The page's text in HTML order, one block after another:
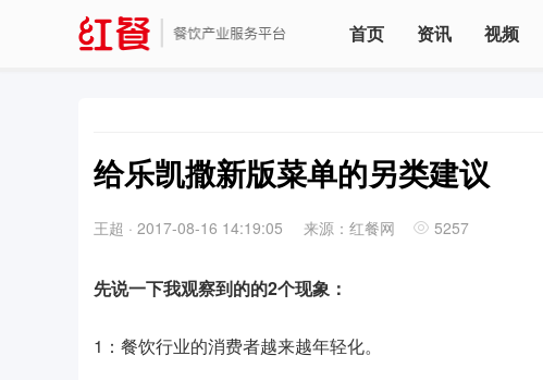
首页 资讯 视频
给乐凯撒新版菜单的另类建议
王超 · 2017-08-16 14:19:05 来源：红餐网 5257
先说一下我观察到的的2个现象：
1：餐饮行业的消费者越来越年轻化。